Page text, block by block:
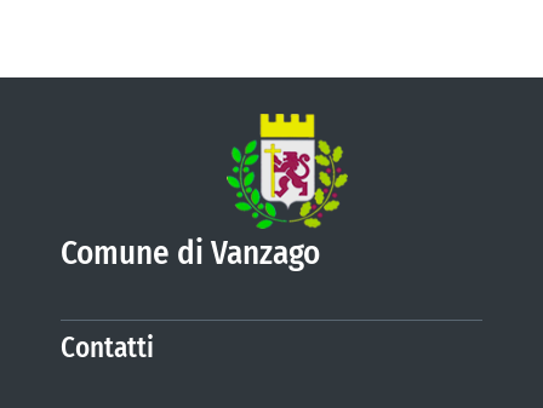
Comune di Vanzago
Contatti